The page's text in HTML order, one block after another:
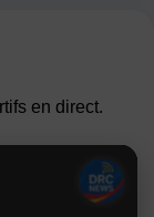
en direct.